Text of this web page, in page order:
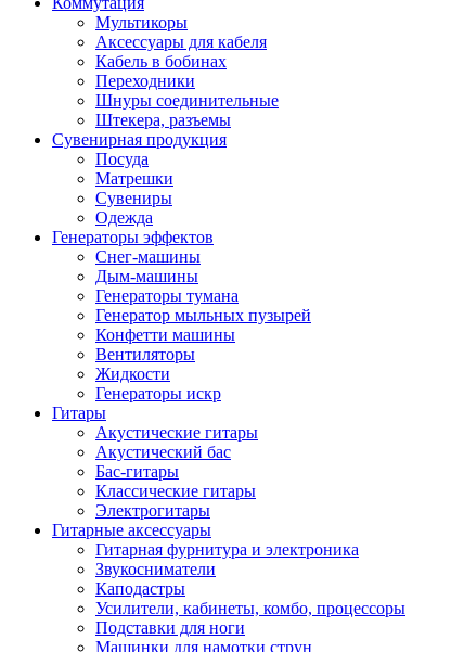
Мультикоры
Аксессуары для кабеля
Кабель в бобинах
Переходники
Шнуры соединительные
Штекера, разъемы
Сувенирная продукция
Посуда
Матрешки
Сувениры
Одежда
Генераторы эффектов
Снег-машины
Дым-машины
Генераторы тумана
Генератор мыльных пузырей
Конфетти машины
Вентиляторы
Жидкости
Генераторы искр
Гитары
Акустические гитары
Акустический бас
Бас-гитары
Классические гитары
Электрогитары
Гитарные аксессуары
Гитарная фурнитура и электроника
Звукосниматели
Каподастры
Усилители, кабинеты, комбо, процессоры
Подставки для ноги
Машинки для намотки струн